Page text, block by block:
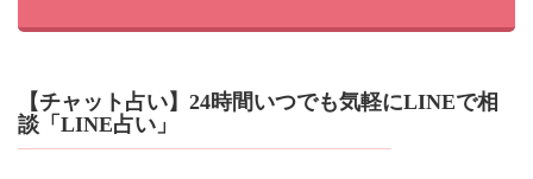
【チャット占い】24時間いつでも気軽にLINEで相
談「LINE占い」